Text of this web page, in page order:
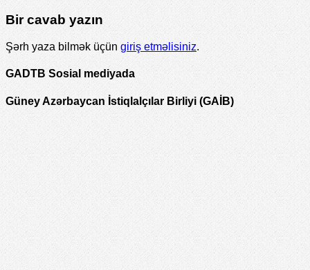
Bir cavab yazın
Şərh yaza bilmək üçün giriş etməlisiniz.
GADTB Sosial mediyada
Güney Azərbaycan İstiqlalçılar Birliyi (GAİB)